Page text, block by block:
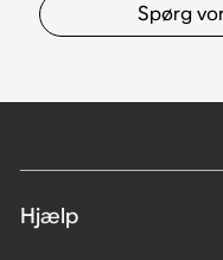
Spørg
Hjælp